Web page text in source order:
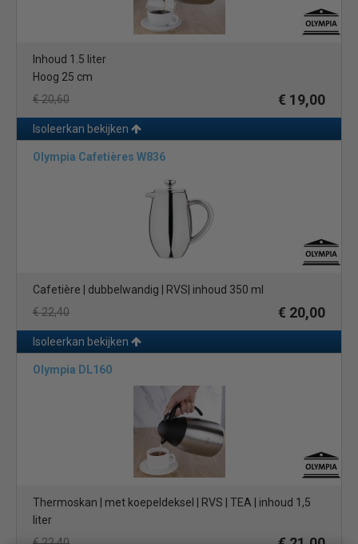
Inhoud 1.5 liter
Hoog 25 cm
€ 20,60
€ 19,00
Isoleerkan bekijken
Olympia Cafetières W836
Cafetière | dubbelwandig | RVS| inhoud 350 ml
€ 22,40
€ 20,00
Isoleerkan bekijken
Olympia DL160
Thermoskan | met koepeldeksel | RVS | TEA | inhoud 1,5
liter